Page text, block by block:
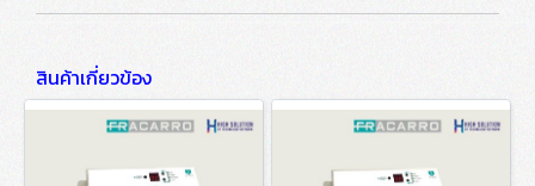
สินค้าเกี่ยวข้อง